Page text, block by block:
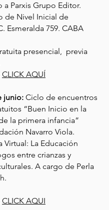
a Parxis Grupo Editor.
de Nivel Inicial de
Esmeralda 759. CABA
presencial, previa
CLICK AQUÍ
junio: Ciclo de encuentros
“Buen Inicio en la
la primera infancia”
Navarro Viola.
Virtual: La Educación
entre crianzas y
A cargo de Perla
CLICK AQUI